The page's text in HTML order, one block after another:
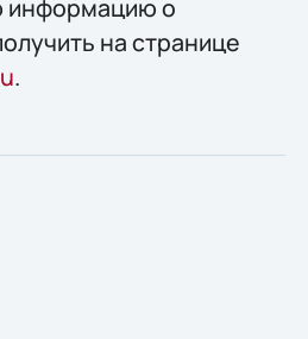
информацию о
на странице
.